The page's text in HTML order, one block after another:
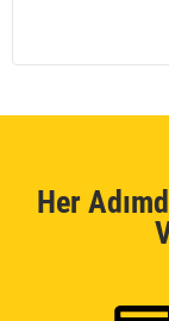
Her